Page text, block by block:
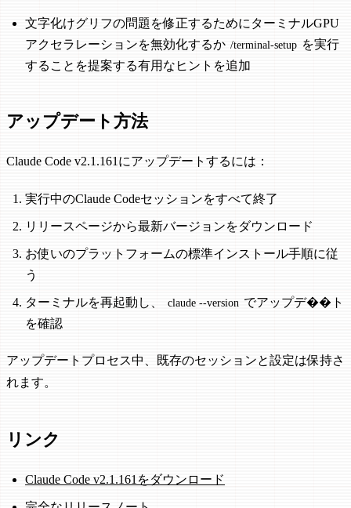
文字化けグリフの問題を修正するためにターミナルGPU
アクセラレーションを無効化するか /terminal-setup を実行
することを提案する有用なヒントを追加
アップデート方法
Claude Code v2.1.161にアップデートするには：
実行中のClaude Codeセッションをすべて終了
リリースページから最新バージョンをダウンロード
お使いのプラットフォームの標準インストール手順に従
う
ターミナルを再起動し、 claude --version でアップデ��ト
を確認
アップデートプロセス中、既存のセッションと設定は保持さ
れます。
リンク
Claude Code v2.1.161をダウンロード